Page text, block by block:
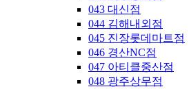
043 대신점
044 김해내외점
045 진장롯데마트점
046 경산NC점
047 아티클중산점
048 광주상무점